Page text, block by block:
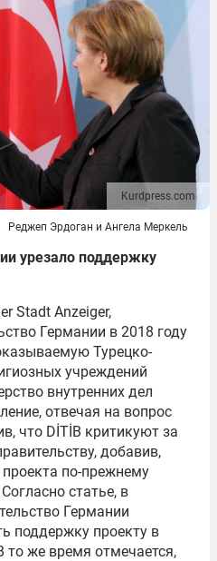
Kurdpress.com
Реджеп Эрдоган и Ангела Меркель
урезало поддержку
Stadt Anzeiger,
Германии в 2018 году
Турецко-
учреждений
внутренних дел
отвечая на вопрос
что DİTİB критикуют за
добавив,
по-прежнему
статье, в
Германии
поддержку проекту в
то же время отмечается,